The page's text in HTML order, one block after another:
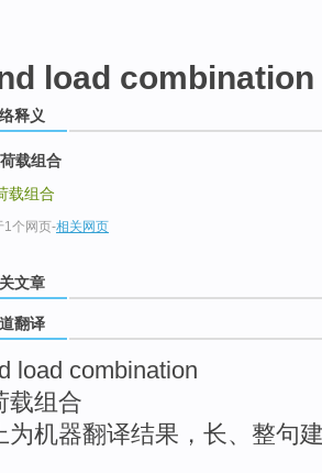
load combination
释义
载组合
载组合
1个网页-相关网页
文章
翻译
load combination
载组合
为机器翻译结果，长、整句